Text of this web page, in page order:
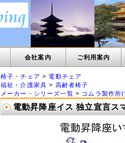
会社案内 ご利用案内
椅子・チェア > 電動チェア
福祉・介護家具 > 高齢者椅子
メーカー・シリーズ一覧 > コムラ製作所
電動昇降座イス 独立宣言ス